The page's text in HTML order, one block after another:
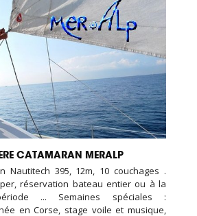
CATAMARAN MERALP
Nautitech 395, 12m, 10 couchages .
réservation bateau entier ou à la
... Semaines spéciales :
en Corse, stage voile et musique,